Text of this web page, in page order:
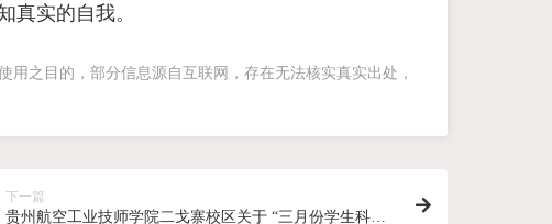
真实的自我。
之目的，部分信息源自互联网，存在无法核实真实出处，
下一篇
贵州航空工业技师学院二戈寨校区关于 “三月份学生科德